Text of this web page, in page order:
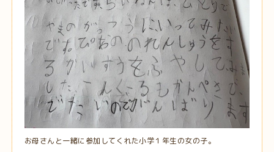
お母さんと一緒に参加してくれた小学１年生の女の子。